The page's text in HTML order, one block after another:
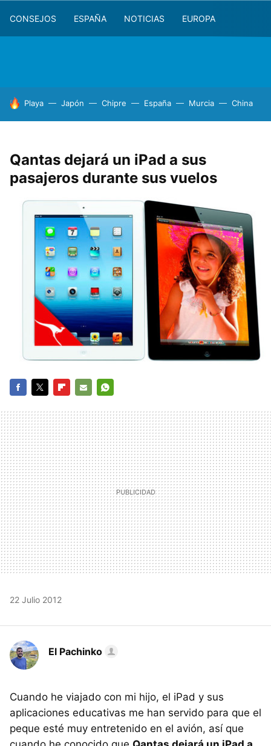
CONSEJOS ESPAÑA NOTICIAS EUROPA
HOY SE HABLA DE
Playa Japón Chipre España Murcia China
Qantas dejará un iPad a sus
pasajeros durante sus vuelos
MAIL
22 Julio 2012
El Pachinko
Cuando he viajado con mi hijo, el iPad y sus
aplicaciones educativas me han servido para que el
peque esté muy entretenido en el avión, así que